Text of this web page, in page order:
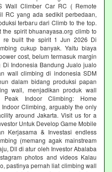
Wall Climber Car RC ( Remote
RC yang ada sedikit perbedaan,
terbaru dari Climb to the top.
spirit bhuanayasa.org climb to
built the spirit 1 Jun 2026 Di
cukup banyak. Yaitu biaya
cost, belum termasuk margin
Indonesia Bandung Jualo jualo
wall climbing di indonesia SDM
dalam bidang produksi papan
wall, menjadikan produk wall
Indoor Climbing: Home
Climbing, arguably the only
around Jakarta. Visit us for a
Untuk Develop Game Mobile
Kerjasama & Investasi endless
(memang agak mainstream
Dll di atur oleh Investor Abalaba
photos and videos Kalau
pastinya pernah liat climbing wall